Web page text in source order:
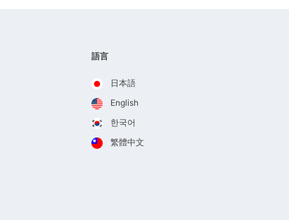
語言
日本語
English
한국어
繁體中文